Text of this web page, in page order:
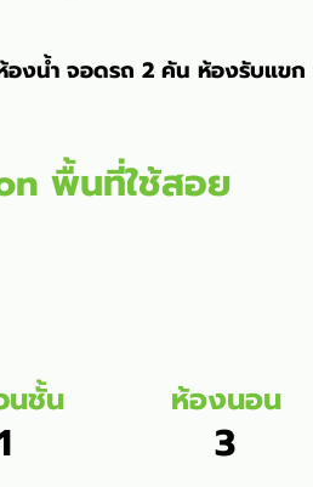
งน้ำ จอดรถ 2 คัน ห้องรับแขก
พื้นที่ใช้สอย
นชั้น ห้องนอน
3